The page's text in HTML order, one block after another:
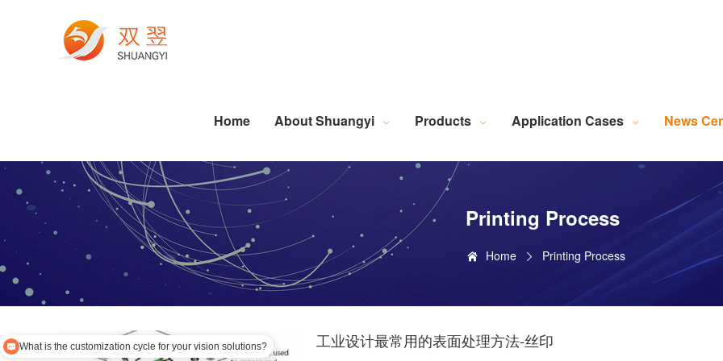
Home About Shuangyi Products Application Cases News
Printing Process
Home Printing Process
工业设计最常用的表面处理方法-丝印
What is the customization cycle for your vision solutions?